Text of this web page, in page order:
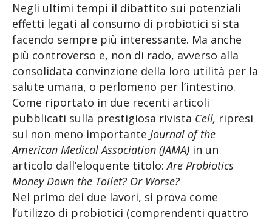
Negli ultimi tempi il dibattito sui potenziali
effetti legati al consumo di probiotici si sta
facendo sempre più interessante. Ma anche
più controverso e, non di rado, avverso alla
consolidata convinzione della loro utilità per la
salute umana, o perlomeno per l’intestino.
Come riportato in due recenti articoli
pubblicati sulla prestigiosa rivista Cell, ripresi
sul non meno importante Journal of the
American Medical Association (JAMA) in un
articolo dall’eloquente titolo:Are Probiotics
Money Down the Toilet? Or Worse?
Nel primo dei due lavori, si prova come
l’utilizzo di probiotici (comprendenti quattro